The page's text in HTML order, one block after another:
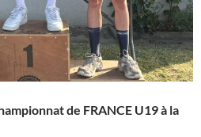
de FRANCE U19 à la